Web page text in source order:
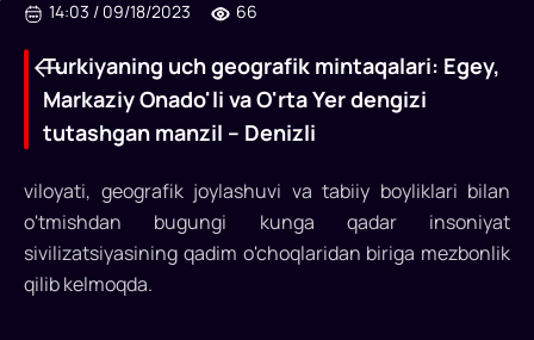
14:03 / 09/18/2023 66
Turkiyaning uch geografik mintaqalari: Egey,
Markaziy Onado'li va O'rta Yer dengizi
tutashgan manzil – Denizli
viloyati, geografik joylashuvi va tabiiy boyliklari bilan
o'tmishdan bugungi kunga qadar insoniyat
sivilizatsiyasining qadim o'choqlaridan biriga mezbonlik
qilib kelmoqda.